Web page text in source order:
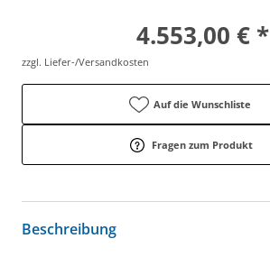
4.553,00 € *
zzgl. Liefer-/Versandkosten
Auf die Wunschliste
Fragen zum Produkt
Beschreibung